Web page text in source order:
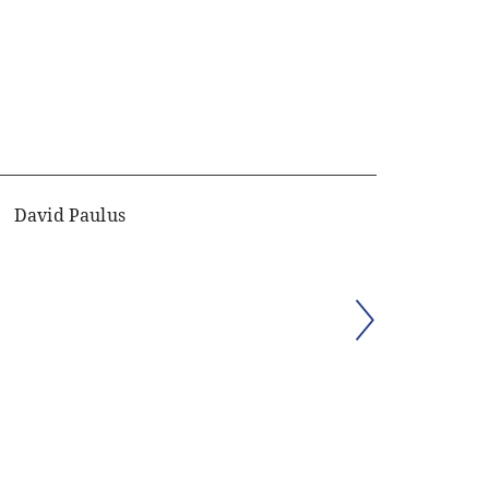
David Paulus